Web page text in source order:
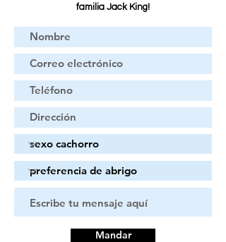
familia Jack King!
Mandar